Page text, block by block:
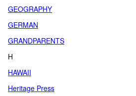
GEOGRAPHY
GERMAN
GRANDPARENTS
H
HAWAII
Heritage Press